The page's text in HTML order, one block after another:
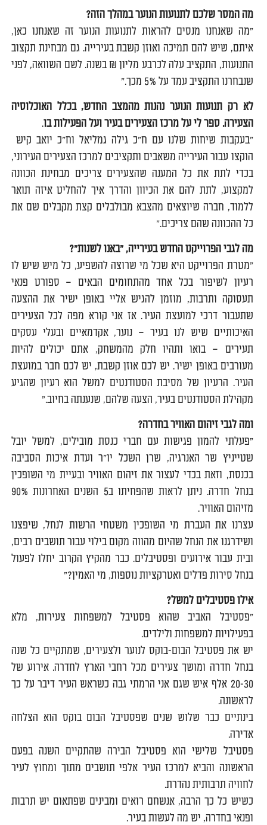
מה המסר שלכם לתנועות הנוער במהלך הזה?
"מה שאנחנו מנסים להראות לתנועות הנוער זה שאנחנו כאן,
איתם, שיש להם תמיכה ואוזן קשבת בעירייה. גם מבחינת תקצוב
התנועות, התקציב עלה לכרבע מליון ₪ בשנה. לשם השוואה, לפני
שנבחרנו התקציב עמד על 5% מכך."
לא רק תנועות הנוער נהנות מהמצב החדש, בכלל האוכלוסיה
הצעירה. ספר לי על מרכז הצעירים בעיר ועל הפעילות בו.
"בעקבות שיחות שלנו עם ח"כ גילה גמליאל וח"כ יואב קיש
הוקצו עבור העירייה משאבים ותקציבים למרכז הצעירים העירוני,
בכדי לתת את כל המענה שהצעירים צריכים מבחינת הכוונה
למקצוע, לתת להם את הכיוון והדרך איך להחליט איזה תואר
ללמוד, חברה שיוצאים מהצבא מבולבלים קצת מקבלים שם את
כל ההכוונה שהם צריכים."
מה לגבי הפרוייקט החדש בעירייה, "באנו לשנות"?
"מטרת הפרוייקט היא שכל מי שרוצה להשפיע, כל מיש שיש לו
רעיון לשיפור בכל אחד מהתחומים הבאים – ספורט פנאי
תעסוקה ותרבות, מוזמן להגיש אליי באופן ישיר את ההצעה
שתעבור דרכי למועצת העיר. אז אני קורא מפה לכל הצעירים
האיכותיים שיש לנו בעיר – נוער, אקדמאיים ובעלי עסקים
תעירים – בואו ותהיו חלק מהמשחק, אתם יכולים להיות
מעורבים באופן ישיר. יש לכם אוזן קשבת, יש לכם חבר במועצת
העיר. הרעיון של מסיבת הסטודנטים למשל הוא רעיון שהגיע
מקהילת הסטודנטים בעיר, הצעה שלהם, שנענתה בחיוב."
ומה לגבי זיהום האוויר בחדרה?
"פעלתי להמון פגישות עם חברי כנסת מובילים, למשל יובל
שטייניץ שר האנרגיה, שרן השכל יו"ר ועדת איכות הסביבה
בכנסת, וזאת בכדי לעצור את זיהום האוויר ובעיית מי השופכין
בנחל חדרה. ניתן לראות שהפחיתו ב5 השנים האחרונות 90%
מזיהום האוויר.
עצרנו את העברת מי השופכין משטחי הרשות לנחל, שיפצנו
ושידרגנו את הנחל שהיום מהווה מקום בילוי עבור תושבים רבים,
ובית עבור אירועים ופסטיבלים. כבר מהקיץ הקרוב יחלו לפעול
בנחל סירות פדלים ואטרקציות נוספות, מי האמין?"
אילו פסטיבלים למשל?
"פסטיבל האביב שהוא פסטיבל למשפחות צעירות, מלא
בפעילויות למשפחות ולילדים.
יש את פסטיבל הבום-בוקס לנוער ולצעירים, שמתקיים כל שנה
בנחל חדרה ומושך צעירים מכל רחבי הארץ לחדרה. אירוע של
20-30 אלף איש שגם אני הרמתי גבה כשראש העיר דיבר על כך
לראשונה.
בינתיים כבר שלוש שנים שפסטיבל הבום בוקס הוא הצלחה
אדירה.
פסטיבל שלישי הוא פסטיבל הבירה שהתקיים השנה בפעם
הראשונה והביא למרכז העיר אלפי תושבים מתוך ומחוץ לעיר
לחוויה תרבותית נהדרת.
כשיש כל כך הרבה, אנשחם רואים ומבינים שפתאום יש תרבות
ופנאי בחדרה, יש מה לעשות בעיר.